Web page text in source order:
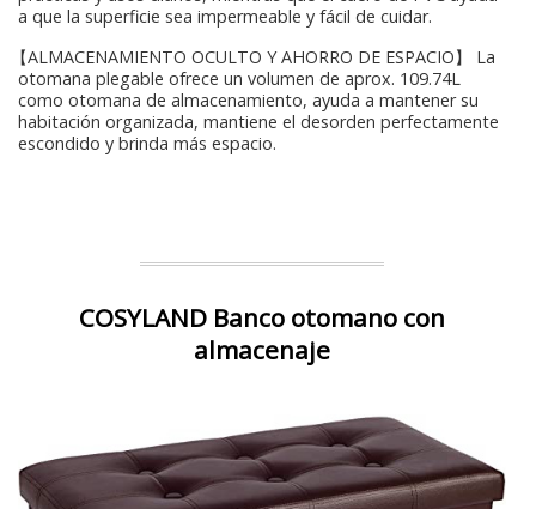
a que la superficie sea impermeable y fácil de cuidar.
【ALMACENAMIENTO OCULTO Y AHORRO DE ESPACIO】 La
otomana plegable ofrece un volumen de aprox. 109.74L
como otomana de almacenamiento, ayuda a mantener su
habitación organizada, mantiene el desorden perfectamente
escondido y brinda más espacio.
COSYLAND Banco otomano con
almacenaje